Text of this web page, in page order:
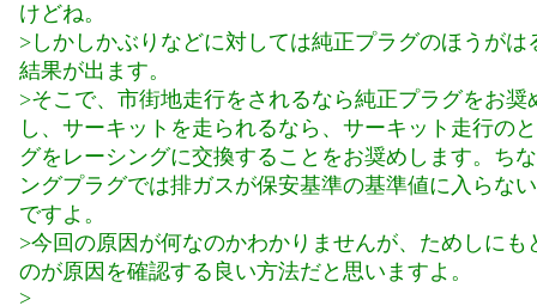
けどね。
>しかしかぶりなどに対しては純正プラグのほうがは
結果が出ます。
>そこで、市街地走行をされるなら純正プラグをお奨
し、サーキットを走られるなら、サーキット走行の
グをレーシングに交換することをお奨めします。ち
ングプラグでは排ガスが保安基準の基準値に入らな
ですよ。
>今回の原因が何なのかわかりませんが、ためしにも
のが原因を確認する良い方法だと思いますよ。
>